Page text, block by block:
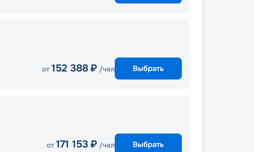
от 152 388 ₽ /чел Выбрать
от 171 153 ₽ /чел Выбрать